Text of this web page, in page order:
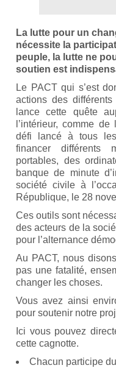
La lutte pour un
nécessite la
peuple, la lutte ne
soutien est
Le PACT qui s’est
actions des
lance cette quête
l’intérieur, comme
défi lancé à tous
financer différents
portables, des
banque de minute
société civile à
République, le 28
Ces outils sont
des acteurs de la
pour l’alternance
Au PACT, nous
pas une fatalité,
changer les choses.
Vous avez ainsi
pour soutenir notre
Ici vous pouvez
cette cagnotte.
Chacun participe du